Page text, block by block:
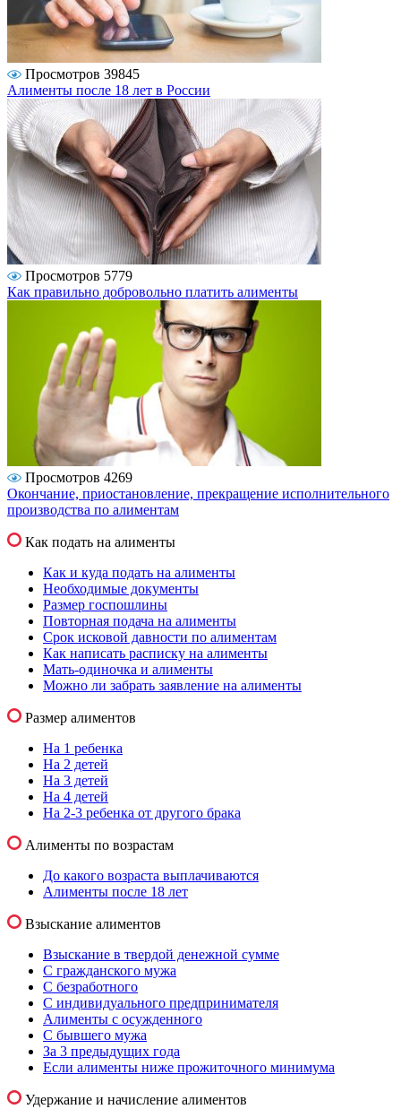
Просмотров 39845
Алименты после 18 лет в России
Просмотров 5779
Как правильно добровольно платить алименты
Просмотров 4269
Окончание, приостановление, прекращение исполнительного
производства по алиментам
Как подать на алименты
Как и куда подать на алименты
Необходимые документы
Размер госпошлины
Повторная подача на алименты
Срок исковой давности по алиментам
Как написать расписку на алименты
Мать-одиночка и алименты
Можно ли забрать заявление на алименты
Размер алиментов
На 1 ребенка
На 2 детей
На 3 детей
На 4 детей
На 2-3 ребенка от другого брака
Алименты по возрастам
До какого возраста выплачиваются
Алименты после 18 лет
Взыскание алиментов
Взыскание в твердой денежной сумме
С гражданского мужа
С безработного
С индивидуального предпринимателя
Алименты с осужденного
С бывшего мужа
За 3 предыдущих года
Если алименты ниже прожиточного минимума
Удержание и начисление алиментов